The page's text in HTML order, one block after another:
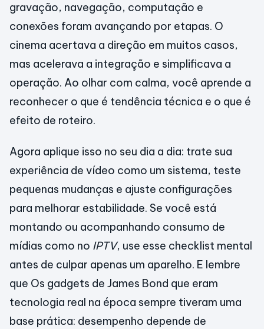
gravação, navegação, computação e
conexões foram avançando por etapas. O
cinema acertava a direção em muitos casos,
mas acelerava a integração e simplificava a
operação. Ao olhar com calma, você aprende a
reconhecer o que é tendência técnica e o que é
efeito de roteiro.
Agora aplique isso no seu dia a dia: trate sua
experiência de vídeo como um sistema, teste
pequenas mudanças e ajuste configurações
para melhorar estabilidade. Se você está
montando ou acompanhando consumo de
mídias como no IPTV, use esse checklist mental
antes de culpar apenas um aparelho. E lembre
que Os gadgets de James Bond que eram
tecnologia real na época sempre tiveram uma
base prática: desempenho depende de